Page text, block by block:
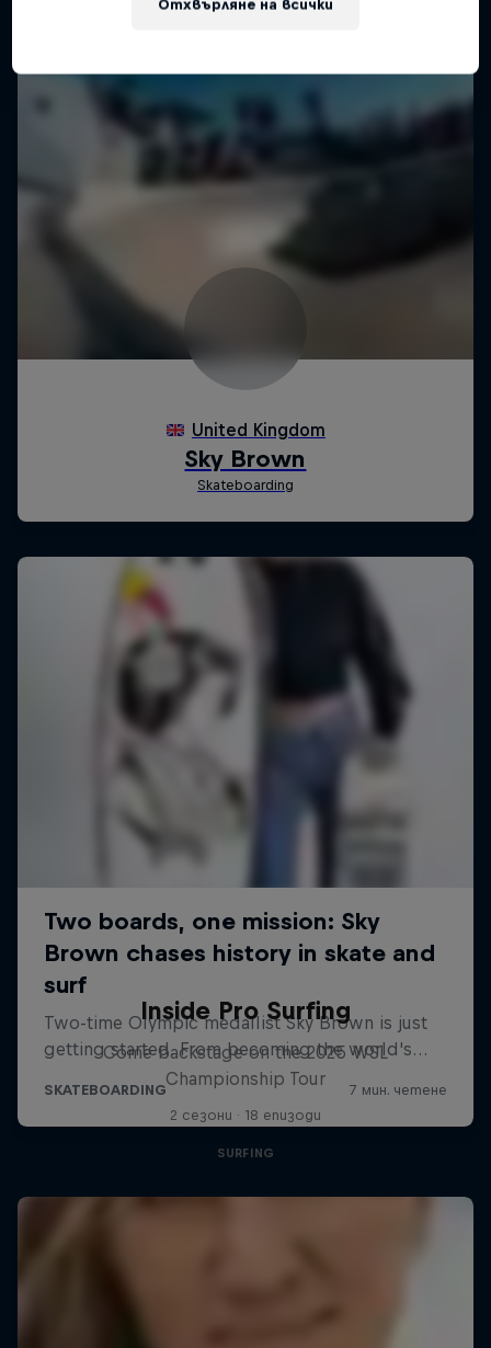
Inside Pro Surfing
Come backstage on the 2025 WSL
Championship Tour
2 сезони · 18 епизоди
SURFING
Отхвърляне на всички